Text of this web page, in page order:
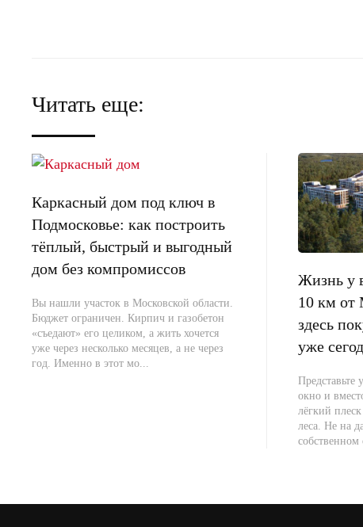
Читать еще:
Каркасный дом под ключ в
Подмосковье: как построить
тёплый, быстрый и выгодный
дом без компромиссов
Вы нашли участок в Московской области.
Бюджет ограничен. Кирпич и газобетон
«съедают» его целиком, а жить хочется
уже через несколько месяцев, а не через
год. Именно в этот мо...
Жизнь у
10 км
здесь
уже
Представьте
окно и
лёгкий
леса. Не на
собственном